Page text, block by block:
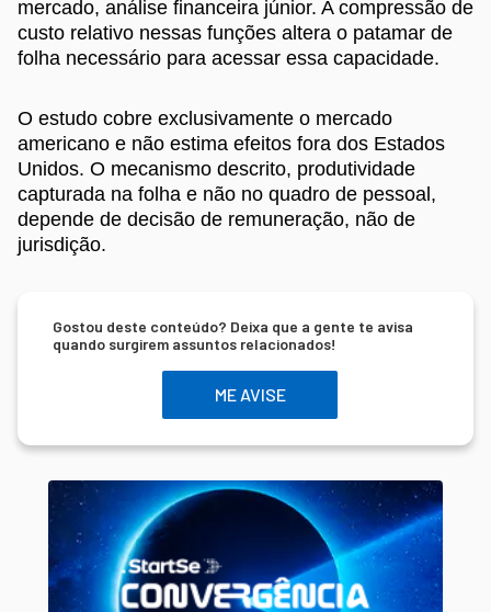
mercado, análise financeira júnior. A compressão de
custo relativo nessas funções altera o patamar de
folha necessário para acessar essa capacidade.
O estudo cobre exclusivamente o mercado
americano e não estima efeitos fora dos Estados
Unidos. O mecanismo descrito, produtividade
capturada na folha e não no quadro de pessoal,
depende de decisão de remuneração, não de
jurisdição.
Gostou deste conteúdo? Deixa que a gente te avisa
quando surgirem assuntos relacionados!
ME AVISE